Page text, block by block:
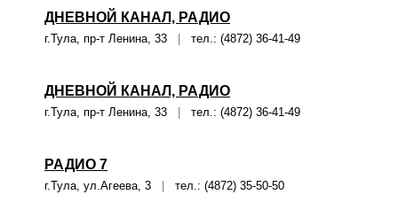
ДНЕВНОЙ КАНАЛ, РАДИО
г.Тула, пр-т Ленина, 33 тел.: (4872) 36-41-49
ДНЕВНОЙ КАНАЛ, РАДИО
г.Тула, пр-т Ленина, 33 тел.: (4872) 36-41-49
РАДИО 7
г.Тула, ул.Агеева, 3 тел.: (4872) 35-50-50